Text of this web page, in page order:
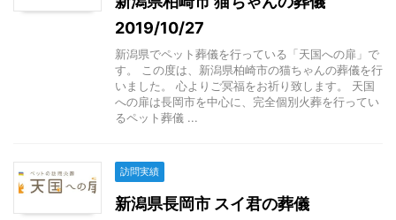
2019/10/27
新潟県でペット葬儀を行っている「天国への扉」で
す。 この度は、新潟県柏崎市の猫ちゃんの葬儀を行
いました。 心よりご冥福をお祈り致します。 天国
への扉は長岡市を中心に、完全個別火葬を行ってい
るペット葬儀 ...
訪問実績
新潟県長岡市 スイ君の葬儀